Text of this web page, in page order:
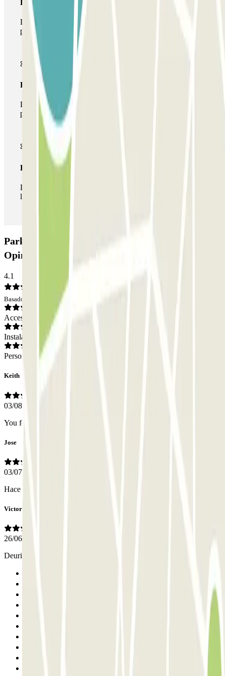
Pase básico
Durante tu estancia podrás entrar y salir una única vez al
parking
Pase multiparking
Durante tu estancia podrás hacer uso de toda la red de
parkings de este operador disponibles en Parclick.
Pase ilimitado
Durante tu estancia podrás entrar y salir del parking todas
las veces que quieras.
Parking Rambla Catalunya SABA BAMSA:
Opiniones
4.1
Basado en 183 opiniones
Acceso
Instalaciones
Personal
Keith
03/08/2026
You felt your car was safe security looked good .
Jose
03/07/2026
Hace muchísima calor y los servicios parecen saunas
Victoria
26/06/2026
Deurieu tenir la opció per hores i no solament 24h